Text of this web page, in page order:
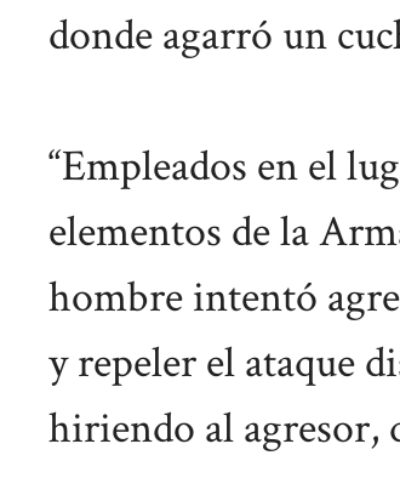
donde agarró un
“Empleados en el
elementos de la
hombre intentó
y repeler el ataque
hiriendo al agresor,